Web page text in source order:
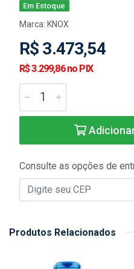
Em Estoque
Marca: KNOX
R$ 3.473,54
R$ 3.299,86 no PIX
Consulte as opções de
Produtos Relacionados